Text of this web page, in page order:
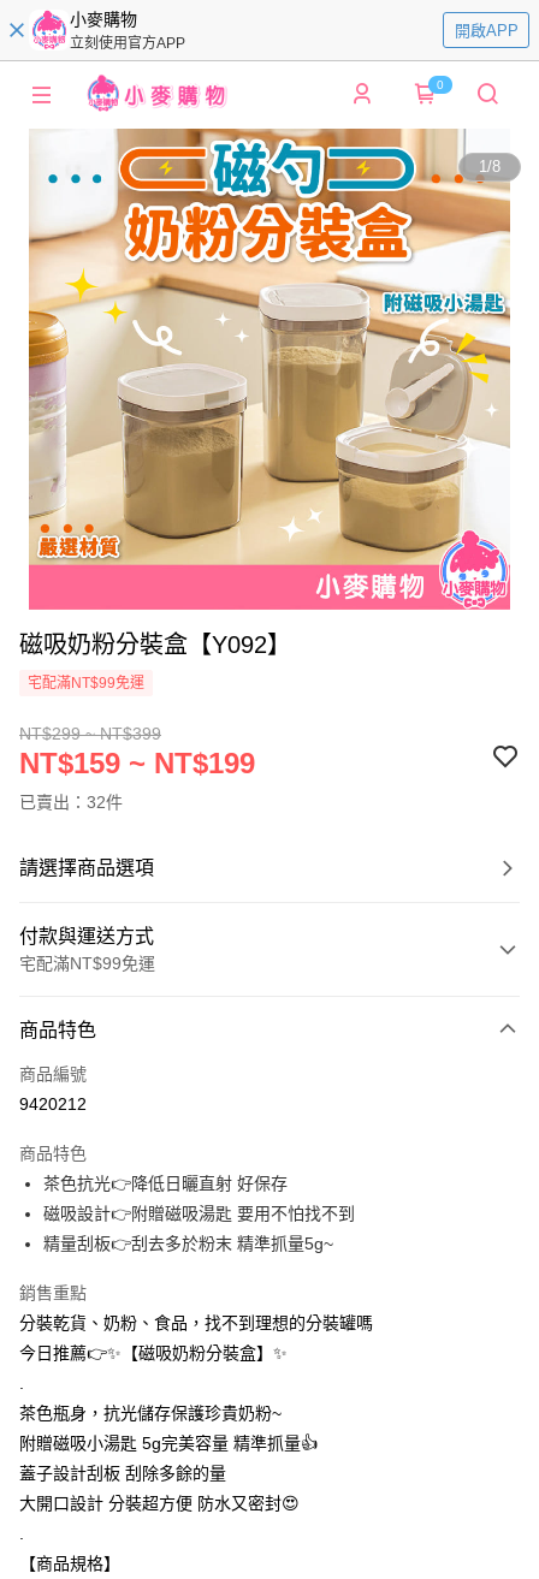
小麥購物
立刻使用官方APP
開啟APP
0
1/8
磁吸奶粉分裝盒【Y092】
宅配滿NT$99免運
NT$299 ~ NT$399
NT$159 ~ NT$199
已賣出：32件
請選擇商品選項
付款與運送方式
宅配滿NT$99免運
信用卡一次付款
信用卡分期付款
合作金庫商業銀行
華南商業銀行
上海商業儲蓄銀行
台北富邦商業銀行
國泰世華商業銀行
兆豐國際商業銀行
匯豐（台灣）商業銀行
聯邦商業銀行
遠東國際商業銀行
元大商業銀行
台灣樂天信用卡公司
超商取貨付款
LINE Pay
街口支付
悠遊付
AFTEE先享後付
相關說明
【關於「AFTEE先享後付」】
AFTEE先享後付是「在收到商品之後才付款」的支付方式。 讓您購物簡單
便利好安心！
１．簡單：不需註冊會員、不需綁卡、不需儲值。
３．安心：先確認商品／服務後，再付款。
ATM付款
全家取貨付款
商品特色
商品編號
9420212
商品特色
茶色抗光👉降低日曬直射 好保存
磁吸設計👉附贈磁吸湯匙 要用不怕找不到
精量刮板👉刮去多於粉末 精準抓量5g~
銷售重點
分裝乾貨、奶粉、食品，找不到理想的分裝罐嗎
今日推薦👉✨【磁吸奶粉分裝盒】✨
茶色瓶身，抗光儲存保護珍貴奶粉~
附贈磁吸小湯匙 5g完美容量 精準抓量👍
蓋子設計刮板 刮除多餘的量
大開口設計 分裝超方便 防水又密封😍
【商品規格】